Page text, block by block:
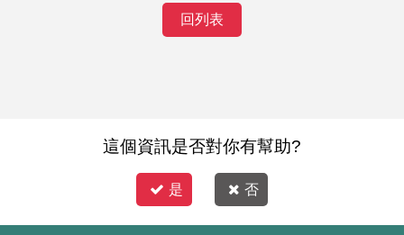
回列表
這個資訊是否對你有幫助?
是 否